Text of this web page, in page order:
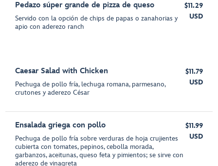
Pedazo súper grande de pizza de queso
Servido con la opción de chips de papas o zanahorias y
apio con aderezo ranch
$11.29
USD
Caesar Salad with Chicken
Pechuga de pollo fría, lechuga romana, parmesano,
crutones y aderezo César
$11.79
USD
Ensalada griega con pollo
Pechuga de pollo fría sobre verduras de hoja crujientes
cubierta con tomates, pepinos, cebolla morada,
garbanzos, aceitunas, queso feta y pimientos; se sirve con
aderezo de vinagreta
$11.99
USD